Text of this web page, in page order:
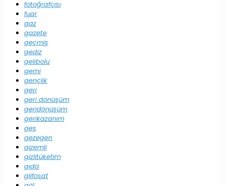
fotoğrafçısı
fuar
gaz
gazete
geçmiş
gediz
gelibolu
gemi
gençlik
geri
geri dönüşüm
geridönüşüm
gerikazanım
ges
gezegen
gizemli
gizlitüketim
gıda
glifosat